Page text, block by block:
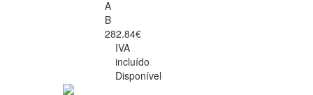
A
B
282.84€
IVA
incluído
Disponível